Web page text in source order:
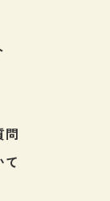
方が学べま
もなるでし
会話を自然
うちに、そ
きます。」
問
て